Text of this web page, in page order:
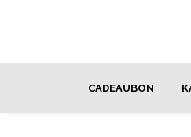
CADEAUBON